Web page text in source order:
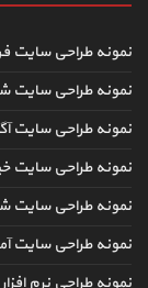
نمونه طراحی سایت
نمونه طراحی سایت
نمونه طراحی سایت
نمونه طراحی سایت
نمونه طراحی
نمونه طراحی سایت
نمونه طراحی نرم